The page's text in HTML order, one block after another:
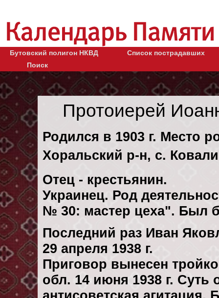
Бутовский полигон НКВД
Список пострадавших
Поиск
Протоиерей
Родился в 1903 г. Место
Хоральский р-н, с.
Отец - крестьянин.
Украинец. Род
№ 30: мастер цеха". Был
Последний раз Иван
29 апреля 1938 г.
Приговор вынесен
обл. 14 июня 1938 г. Суть